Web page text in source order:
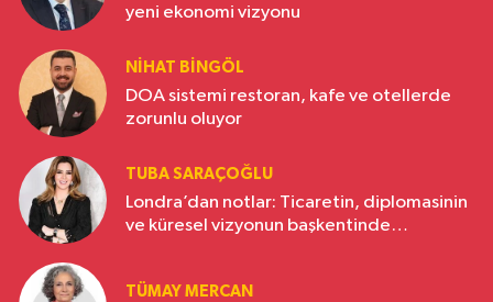
yeni ekonomi vizyonu
NIHAT BINGÖL
DOA sistemi restoran, kafe ve otellerde
zorunlu oluyor
TUBA SARAÇOĞLU
Londra’dan notlar: Ticaretin, diplomasinin
ve küresel vizyonun başkentinde
TÜMAY MERCAN